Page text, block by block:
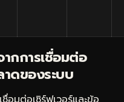
กการเชื่อมต่อ
ดของระบบ